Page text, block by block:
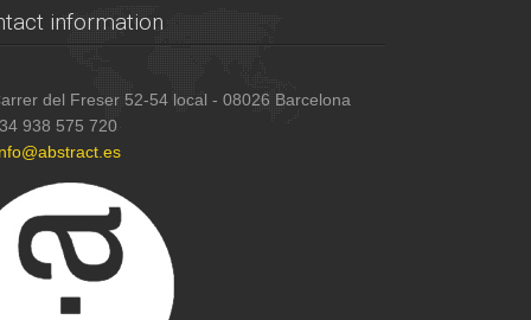
information
del Freser 52-54 local - 08026 Barcelona
938 575 720